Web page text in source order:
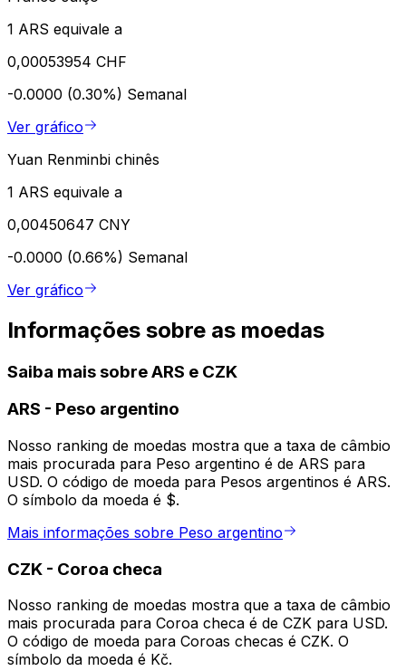
1 ARS equivale a
0,00053954 CHF
-0.0000 (0.30%) Semanal
Ver gráfico
Yuan Renminbi chinês
1 ARS equivale a
0,00450647 CNY
-0.0000 (0.66%) Semanal
Ver gráfico
Informações sobre as moedas
Saiba mais sobre ARS e CZK
ARS - Peso argentino
Nosso ranking de moedas mostra que a taxa de câmbio
mais procurada para Peso argentino é de ARS para
USD. O código de moeda para Pesos argentinos é ARS.
O símbolo da moeda é $.
Mais informações sobre Peso argentino
CZK - Coroa checa
Nosso ranking de moedas mostra que a taxa de câmbio
mais procurada para Coroa checa é de CZK para USD.
O código de moeda para Coroas checas é CZK. O
símbolo da moeda é Kč.